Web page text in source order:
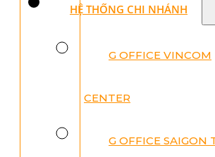
HỆ THỐNG CHI NHÁNH
G OFFICE VINCOM
CENTER
G OFFICE SAIGON